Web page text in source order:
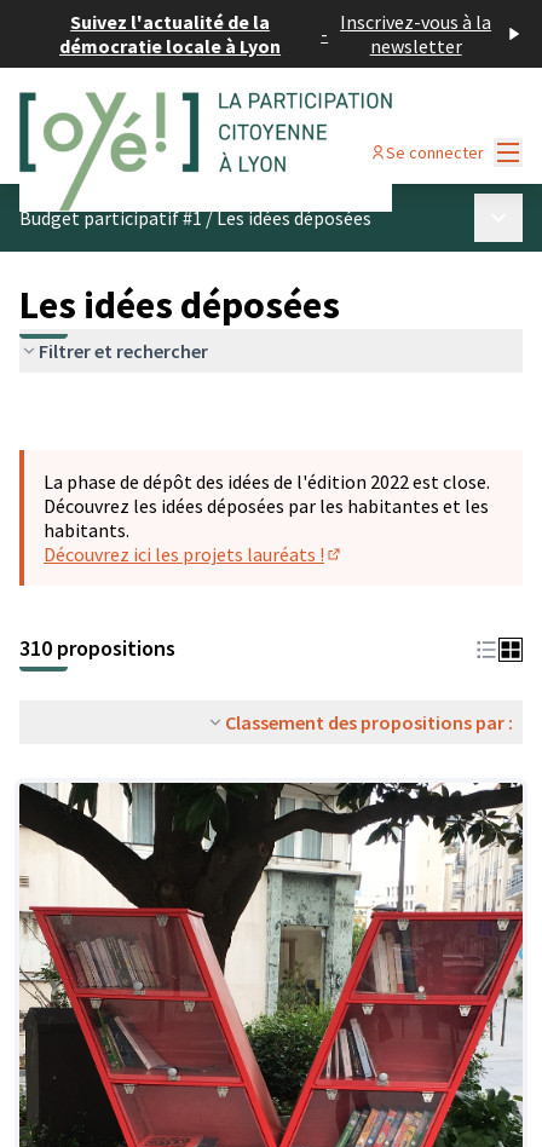
Suivez l'actualité de la
démocratie locale à Lyon
- Inscrivez-vous à la
newsletter
Se connecter
Budget participatif #1/Les idées déposées
Les idées déposées
Filtrer et rechercher
La phase de dépôt des idées de l'édition 2022 est close.
Découvrez les idées déposées par les habitantes et les
habitants.
Découvrez ici les projets lauréats !
310 propositions
Classement des propositions par :